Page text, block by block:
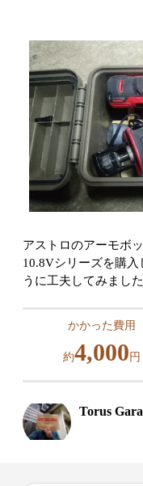
アストロのアーモボ
10.8Vシリーズを購
うに工夫してみました
かかった費用
約4,000 円
Torus